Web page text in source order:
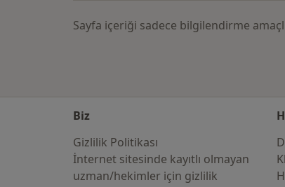
Sayfa içeriği sadece bilgilendirme
Biz
Gizlilik Politikası
İnternet sitesinde kayıtlı olmayan
uzman/hekimler i̇çin gizlilik